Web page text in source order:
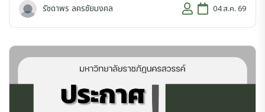
รัชดาพร ลครชัยมงคล 04 ส.ค. 69